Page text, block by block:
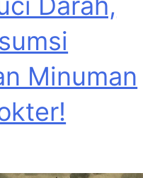
Minuman